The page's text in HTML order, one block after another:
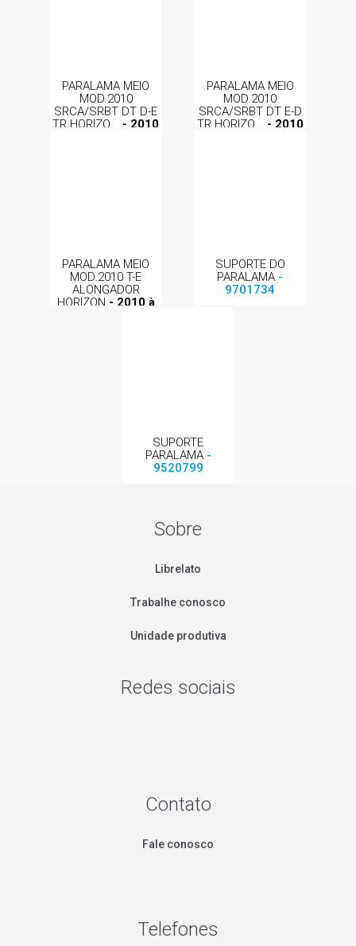
PARALAMA MEIO
MOD.2010
SRCA/SRBT DT D-E
TR HORIZO...
- 2010
PARALAMA MEIO
MOD.2010
SRCA/SRBT DT E-D
TR HORIZO...
- 2010
PARALAMA MEIO
MOD.2010 T-E
ALONGADOR
HORIZON - 2010 à
SUPORTE DO
PARALAMA -
9701734
SUPORTE
PARALAMA -
9520799
Sobre
Librelato
Trabalhe conosco
Unidade produtiva
Redes sociais
Contato
Fale conosco
Telefones